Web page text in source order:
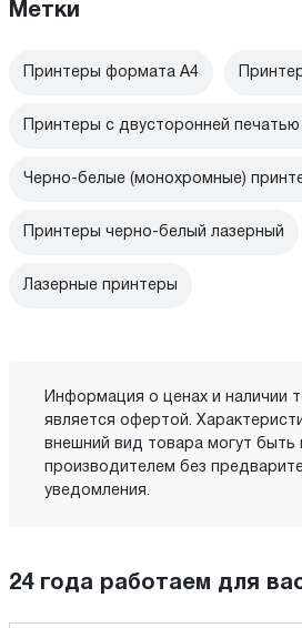
Метки
Принтеры формата А4
Принтеры с двусторонней печатью
Черно-белые (монохромные)
Принтеры черно-белый лазерный
Лазерные принтеры
Информация о ценах и наличии
является офертой.
внешний вид товара могут
производителем без
уведомления.
24 года работаем для